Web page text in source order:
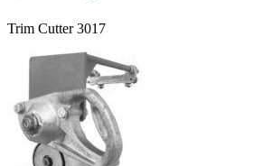
Trim Cutter 3017